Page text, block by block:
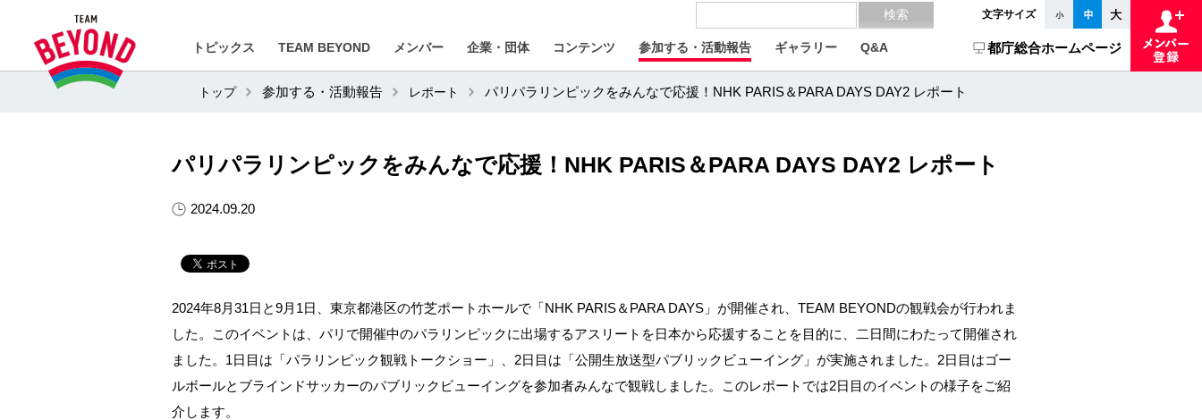
文字サイズ
トピックス TEAM BEYOND メンバー 企業・団体 コンテンツ 参加する・活動報告 ギャラリー Q&A 都庁総合ホームページ
トップ 参加する・活動報告 レポート パリパラリンピックをみんなで応援！NHK PARIS＆PARA DAYS DAY2 レポート
パリパラリンピックをみんなで応援！NHK PARIS＆PARA DAYS DAY2 レポート
2024.09.20
2024年8月31日と9月1日、東京都港区の竹芝ポートホールで「NHK PARIS＆PARA DAYS」が開催され、TEAM BEYONDの観戦会が行われま
した。このイベントは、パリで開催中のパラリンピックに出場するアスリートを日本から応援することを目的に、二日間にわたって開催され
ました。1日目は「パラリンピック観戦トークショー」、2日目は「公開生放送型パブリックビューイング」が実施されました。2日目はゴー
ルボールとブラインドサッカーのパブリックビューイングを参加者みんなで観戦しました。このレポートでは2日目のイベントの様子をご紹
介します。